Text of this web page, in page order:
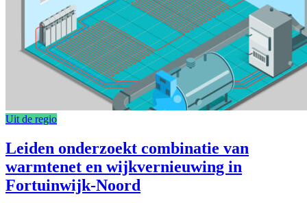
Uit de regio
Leiden onderzoekt combinatie van
warmtenet en wijkvernieuwing in
Fortuinwijk-Noord